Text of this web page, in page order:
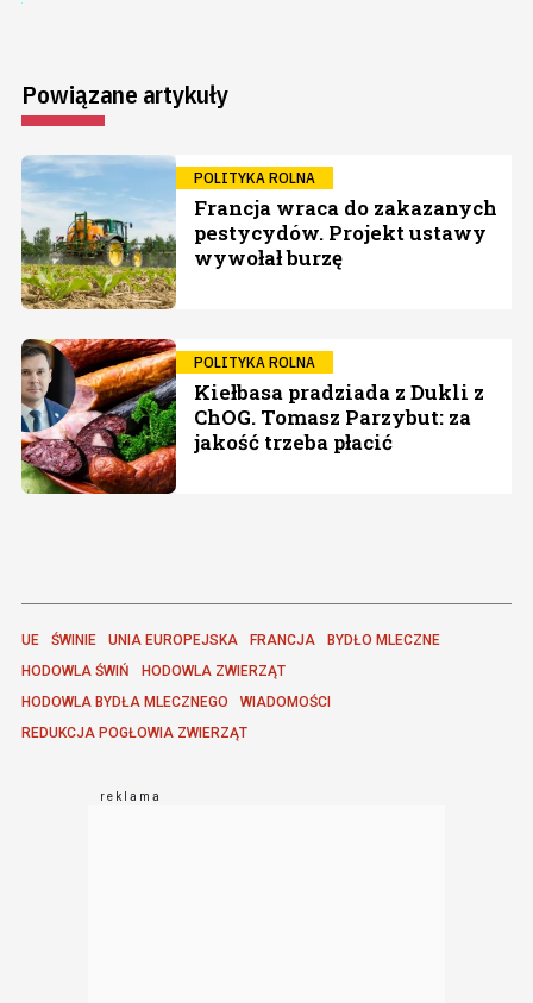
Powiązane artykuły
POLITYKA ROLNA
Francja wraca do zakazanych
pestycydów. Projekt ustawy
wywołał burzę
POLITYKA ROLNA
Kiełbasa pradziada z Dukli z
ChOG. Tomasz Parzybut: za
jakość trzeba płacić
UE ŚWINIE UNIA EUROPEJSKA FRANCJA
BYDŁO MLECZNE
HODOWLA ŚWIŃ
HODOWLA ZWIERZĄT
HODOWLA BYDŁA MLECZNEGO
WIADOMOŚCI
REDUKCJA POGŁOWIA ZWIERZĄT